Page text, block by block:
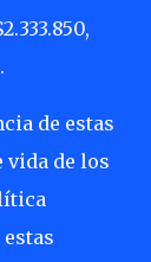
de estas
vida de los